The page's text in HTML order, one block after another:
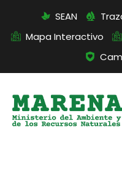
SEAN
Mapa Interactivo